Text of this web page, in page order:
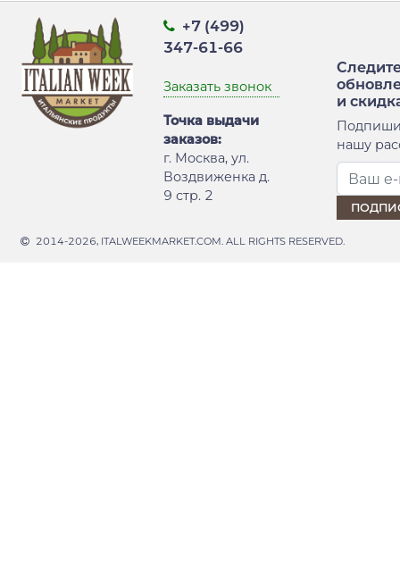
+7 (499)
347-61-66
Заказать звонок
Точка выдачи
заказов:
г. Москва, ул.
Воздвиженка д.
9 стр. 2
и
нашу
2014-2026, ITALWEEKMARKET.COM. ALL RIGHTS RESERVED.